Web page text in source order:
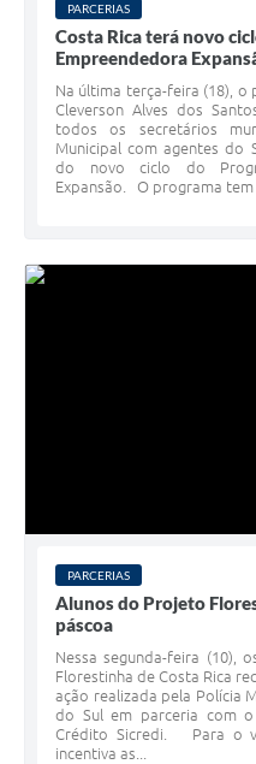
PARCERIAS
Costa Rica terá novo
Empreendedora
Na última terça-feira (18), o
Cleverson Alves dos
todos os secretários
Municipal com agentes do
do novo ciclo do
Expansão. O programa tem
PARCERIAS
Alunos do Projeto
páscoa
Nessa segunda-feira (10),
Florestinha de Costa Rica
ação realizada pela Polícia
do Sul em parceria com
Crédito Sicredi. Para o
incentiva as...